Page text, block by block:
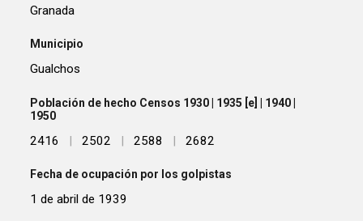
Granada
Municipio
Gualchos
Población de hecho Censos 1930 | 1935 [e] | 1940 |
1950
2416 | 2502 | 2588 | 2682
Fecha de ocupación por los golpistas
1 de abril de 1939